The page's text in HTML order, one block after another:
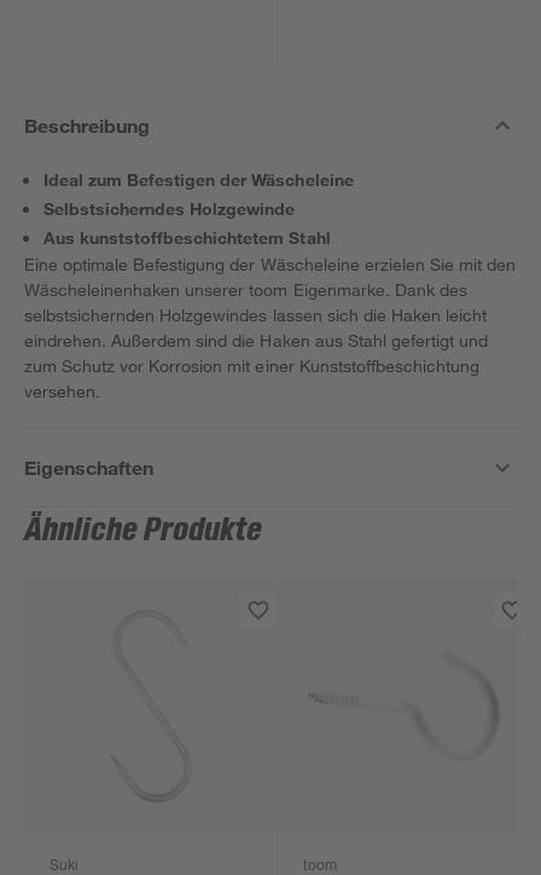
Beschreibung
Ideal zum Befestigen der Wäscheleine
Selbstsicherndes Holzgewinde
Aus kunststoffbeschichtetem Stahl
Eine optimale Befestigung der Wäscheleine erzielen Sie mit den
Wäscheleinenhaken unserer toom Eigenmarke. Dank des
selbstsichernden Holzgewindes lassen sich die Haken leicht
eindrehen. Außerdem sind die Haken aus Stahl gefertigt und
zum Schutz vor Korrosion mit einer Kunststoffbeschichtung
versehen.
Eigenschaften
Ähnliche Produkte
Suki toom